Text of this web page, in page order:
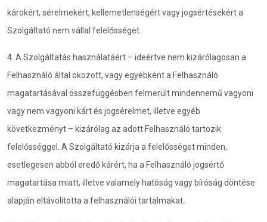
károkért, sérelmekért, kellemetlenségért vagy jogsértésekért a
Szolgáltató nem vállal felelősséget.
4. A Szolgáltatás használatáért – ideértve nem kizárólagosan a
Felhasználó által okozott, vagy egyébként a Felhasználó
magatartásával összefüggésben felmerült mindennemű vagyoni
vagy nem vagyoni kárt és jogsérelmet, illetve egyéb
következményt – kizárólag az adott Felhasználó tartozik
felelősséggel. A Szolgáltató kizárja a felelősséget minden,
esetlegesen abból eredő kárért, ha a Felhasználó jogsértő
magatartása miatt, illetve valamely hatóság vagy bíróság döntése
alapján eltávolította a felhasználói tartalmakat.